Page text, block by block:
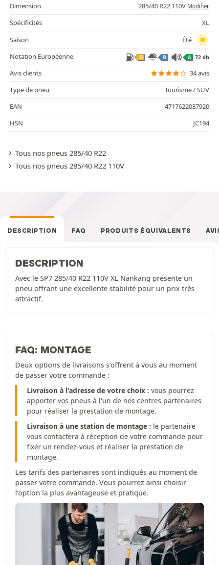
Dimension
285/40 R22 110V Modifier
Spécificités
XL
Saison
Été
Notation Européenne
D B A 72 db
Avis clients
34 avis
Type de pneu
Tourisme / SUV
EAN
4717622037920
HSN
JC194
Tous nos pneus 285/40 R22
Tous nos pneus 285/40 R22 110V
DESCRIPTION FAQ PRODUITS ÉQUIVALENTS
DESCRIPTION
Avec le SP7 285/40 R22 110V XL Nankang présente un
pneu offrant une excellente stabilité pour un prix très
attractif.
FAQ: MONTAGE
Deux options de livraisons s'offrent à vous au moment
de passer votre commande :
Livraison à l'adresse de votre choix : vous pourrez
apporter vos pneus à l'un de nos centres partenaires
pour réaliser la prestation de montage.
Livraison à une station de montage : le partenaire
vous contactera à réception de votre commande pour
fixer un rendez-vous et réaliser la prestation de
montage.
Les tarifs des partenaires sont indiqués au moment de
passer votre commande. Vous pourrez ainsi choisir
l’option la plus avantageuse et pratique.